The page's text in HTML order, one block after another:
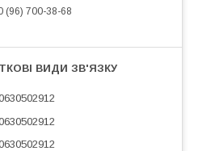
(96) 700-38-68